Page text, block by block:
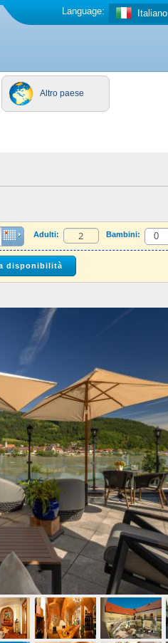
Italiano
Language:
Altro paese
Adulti: Bambini: